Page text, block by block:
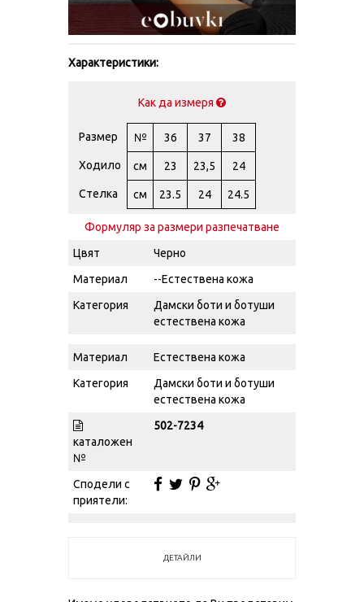
Характеристики:
Как да измеря
Размер № 36 37 38
Ходило см 23 23,5 24
Стелка см 23.5 24 24.5
Формуляр за размери разпечатване
Цвят
Черно
Материал
--Естествена кожа
Категория
Дамски боти и ботуши
естествена кожа
Материал
Естествена кожа
Категория
Дамски боти и ботуши
естествена кожа
каталожен
№
502-7234
Сподели с
приятели:
ДЕТАЙЛИ